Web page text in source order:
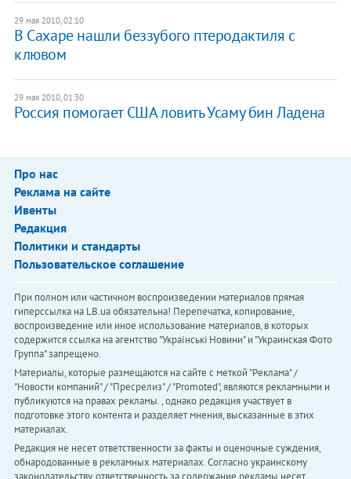
29 мая 2010, 02:10
В Сахаре нашли беззубого птеродактиля с
клювом
29 мая 2010, 01:30
Россия помогает США ловить Усаму бин Ладена
Про нас
Реклама на сайте
Ивенты
Редакция
Политики и стандарты
Пользовательское соглашение
При полном или частичном воспроизведении материалов прямая
гиперссылка на LB.ua обязательна! Перепечатка, копирование,
воспроизведение или иное использование материалов, в которых
содержится ссылка на агентство "Українськi Новини" и "Украинская Фото
Группа" запрещено.
Материалы, которые размещаются на сайте с меткой "Реклама" /
"Новости компаний" / "Пресрелиз" / "Promoted", являются рекламными и
публикуются на правах рекламы. , однако редакция участвует в
подготовке этого контента и разделяет мнения, высказанные в этих
материалах.
Редакция не несет ответственности за факты и оценочные суждения,
обнародованные в рекламных материалах. Согласно украинскому
законодательству, ответственность за содержание рекламы несет